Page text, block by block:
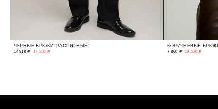
ЧЕРНЫЕ БРЮКИ "РАСПИСНЫЕ"
14 918 ₽ 17 550 ₽
КОРИЧНЕВЫЕ
7 800 ₽ 19 500 ₽